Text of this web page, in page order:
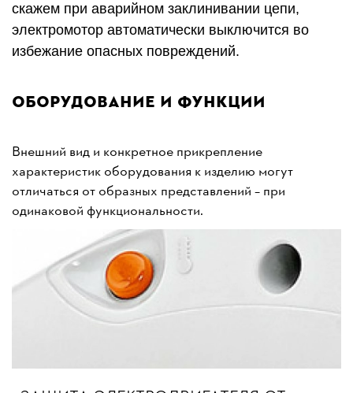
скажем при аварийном заклинивании цепи,
электромотор автоматически выключится во
избежание опасных повреждений.
Оборудование и функции
Внешний вид и конкретное прикрепление
характеристик оборудования к изделию могут
отличаться от образных представлений – при
одинаковой функциональности.